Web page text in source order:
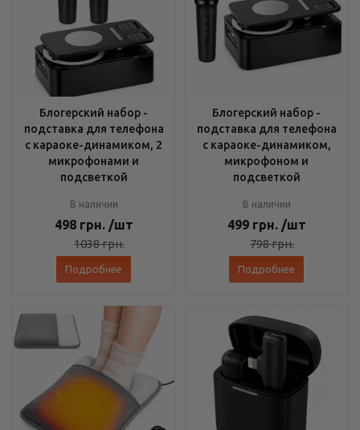
Блогерский набор -
подставка для телефона
с караоке-динамиком, 2
микрофонами и
подсветкой
В наличии
498 грн. /шт
1038грн.
Подробнее
Блогерский набор -
подставка для телефона
с караоке-динамиком,
микрофоном и
подсветкой
В наличии
499 грн. /шт
798грн.
Подробнее